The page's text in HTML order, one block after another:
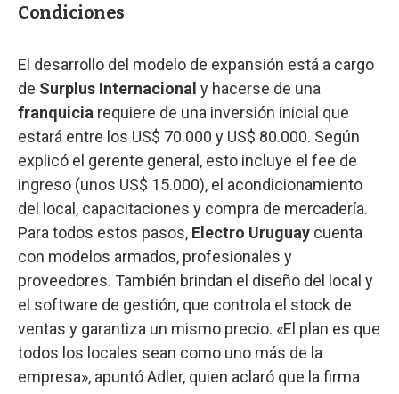
Condiciones
El desarrollo del modelo de expansión está a cargo
de Surplus Internacional y hacerse de una
franquicia requiere de una inversión inicial que
estará entre los US$ 70.000 y US$ 80.000. Según
explicó el gerente general, esto incluye el fee de
ingreso (unos US$ 15.000), el acondicionamiento
del local, capacitaciones y compra de mercadería.
Para todos estos pasos, Electro Uruguay cuenta
con modelos armados, profesionales y
proveedores. También brindan el diseño del local y
el software de gestión, que controla el stock de
ventas y garantiza un mismo precio. «El plan es que
todos los locales sean como uno más de la
empresa», apuntó Adler, quien aclaró que la firma